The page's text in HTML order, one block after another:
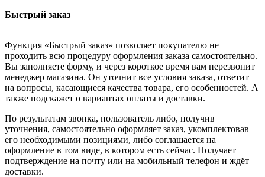
Быстрый заказ
Функция «Быстрый заказ» позволяет покупателю не
проходить всю процедуру оформления заказа самостоятельно.
Вы заполняете форму, и через короткое время вам перезвонит
менеджер магазина. Он уточнит все условия заказа, ответит
на вопросы, касающиеся качества товара, его особенностей. А
также подскажет о вариантах оплаты и доставки.
По результатам звонка, пользователь либо, получив
уточнения, самостоятельно оформляет заказ, укомплектовав
его необходимыми позициями, либо соглашается на
оформление в том виде, в котором есть сейчас. Получает
подтверждение на почту или на мобильный телефон и ждёт
доставки.